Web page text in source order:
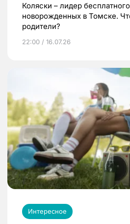
Коляски – лидер
новорожденных в Томске.
родители?
22:00 / 16.07.26
Интересное